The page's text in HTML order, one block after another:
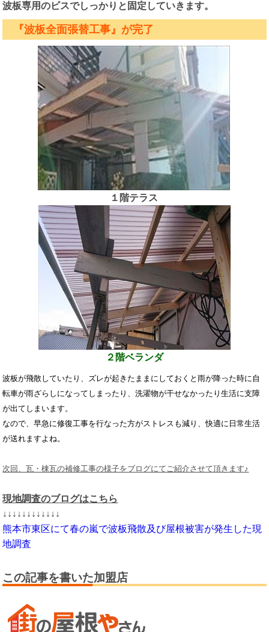
波板専用のビスでしっかりと固定していきます。
『波板全面張替工事』が完了
１階テラス
２階ベランダ
波板が飛散していたり、ズレが起きたままにしておくと雨が降った時に自
転車が雨ざらしになってしまったり、洗濯物が干せなかったり生活に支障
が出てしまいます。
なので、早急に修復工事を行なった方がストレスも減り、快適に日常生活
が送れますよね。
次回、瓦・棟瓦の補修工事の様子をブログにてご紹介させて頂きます♪
現地調査のブログはこちら
↓↓↓↓↓↓↓↓↓↓↓↓
熊本市東区にて春の嵐で波板飛散及び屋根被害が発生した現
地調査
この記事を書いた加盟店